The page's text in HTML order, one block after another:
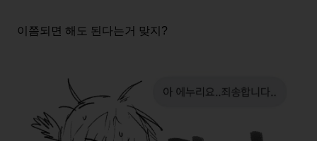
이쯤되면 해도 된다는거 맞지?